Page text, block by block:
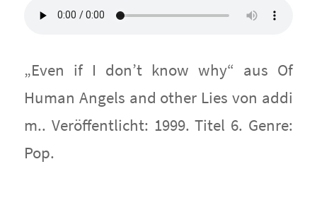
„Even if I don’t know why“ aus Of
Human Angels and other Lies von addi
m.. Veröffentlicht: 1999. Titel 6. Genre:
Pop.